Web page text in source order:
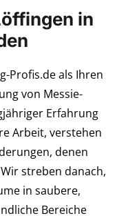
in
Profis.de als Ihren
von Messie-
Erfahrung
Arbeit, verstehen
denen
streben danach,
in saubere,
Bereiche